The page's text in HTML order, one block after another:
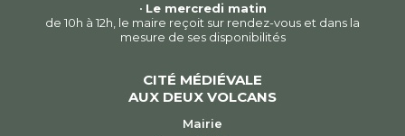
• Le mercredi matin
de 10h à 12h, le maire reçoit sur rendez-vous et dans la
mesure de ses disponibilités
CITÉ MÉDIÉVALE
AUX DEUX VOLCANS
Mairie